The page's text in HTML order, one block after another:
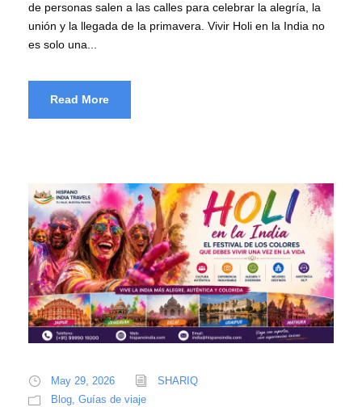
de personas salen a las calles para celebrar la alegría, la
unión y la llegada de la primavera. Vivir Holi en la India no
es solo una...
Read More
May 29, 2026
SHARIQ
Blog Guías de viaje